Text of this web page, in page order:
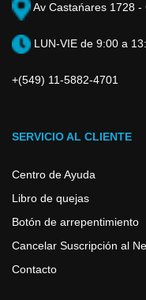
Av Castańares 1728 -
LUN-VIE de 9:00 a
+(549) 11-5882-4701
SERVICIO AL CLIENTE
Centro de Ayuda
Libro de quejas
Botón de arrepentimiento
Cancelar Suscripción al
Contacto